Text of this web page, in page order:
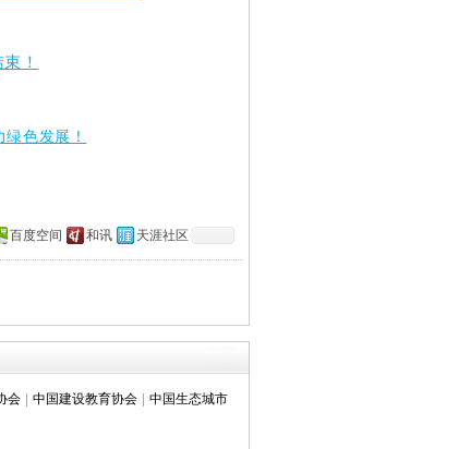
！
色发展！
百度空间 和讯 天涯社区
会 中国建设教育协会
中国生态城市